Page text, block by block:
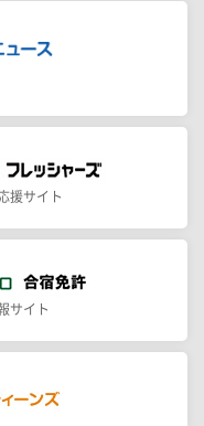
援サイト
サイト